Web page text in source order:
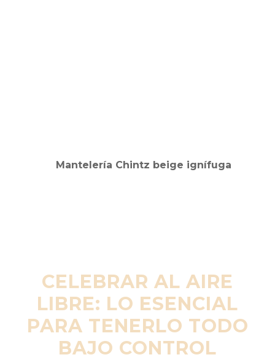
CELEBRAR AL AIRE
LIBRE: LO ESENCIAL
PARA TENERLO TODO
BAJO CONTROL